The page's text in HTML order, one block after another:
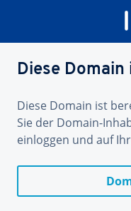
Diese
Diese Domain ist
Sie der Domain-
einloggen und auf